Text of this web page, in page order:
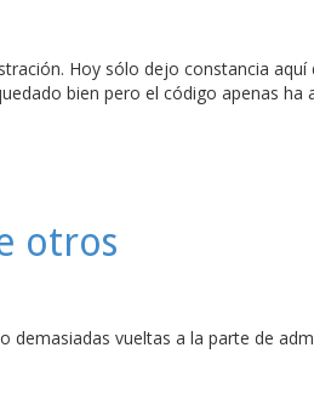
Hoy sólo dejo constancia aquí
bien pero el código apenas ha
otros
demasiadas vueltas a la parte de